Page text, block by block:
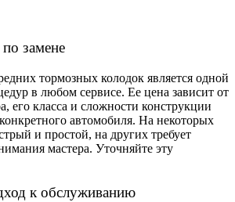
замене
тормозных колодок является одной
в любом сервисе. Ее цена зависит от
его класса и сложности конструкции
автомобиля. На некоторых
и простой, на других требует
мастера. Уточняйте эту
к обслуживанию